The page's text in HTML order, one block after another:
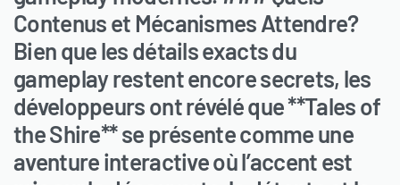
Contenus et Mécanismes Attendre?
Bien que les détails exacts du
gameplay restent encore secrets, les
développeurs ont révélé que **Tales of
the Shire** se présente comme une
aventure interactive où l’accent est